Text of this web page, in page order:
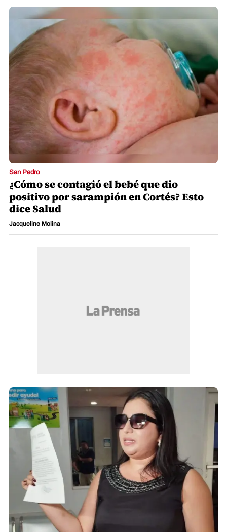
San Pedro
¿Cómo se contagió el bebé que dio
positivo por sarampión en Cortés? Esto
dice Salud
Jacqueline Molina